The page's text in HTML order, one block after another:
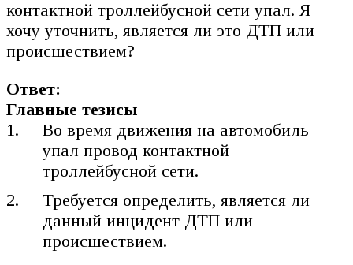
контактной троллейбусной сети упал. Я
хочу уточнить, является ли это ДТП или
происшествием?
Ответ:
Главные тезисы
Во время движения на автомобиль
упал провод контактной
троллейбусной сети.
Требуется определить, является ли
данный инцидент ДТП или
происшествием.